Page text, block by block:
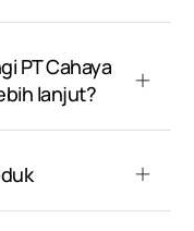
PT Cahaya
lanjut?